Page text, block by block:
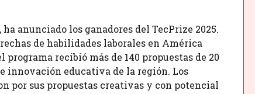
anunciado los ganadores del TecPrize 2025.
de habilidades laborales en América
recibió más de 140 propuestas de 20
innovación educativa de la región. Los
por sus propuestas creativas y con potencial